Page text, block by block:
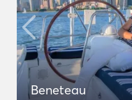
Beneteau